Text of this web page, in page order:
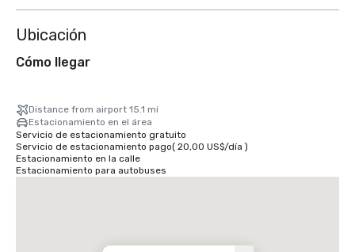
Ubicación
Cómo llegar
Distance from airport 15.1 mi
Estacionamiento en el área
Servicio de estacionamiento gratuito
Servicio de estacionamiento pago( 20,00 US$/día )
Estacionamiento en la calle
Estacionamiento para autobuses